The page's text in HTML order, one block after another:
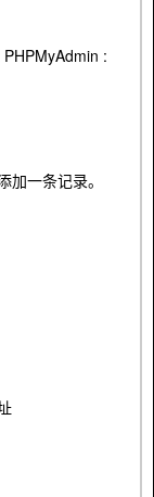
:
一条记录。